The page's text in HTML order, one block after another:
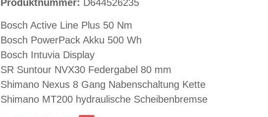
Produktnummer: D644526235
Bosch Active Line Plus 50 Nm
Bosch PowerPack Akku 500 Wh
Bosch Intuvia Display
SR Suntour NVX30 Federgabel 80 mm
Shimano Nexus 8 Gang Nabenschaltung Kette
Shimano MT200 hydraulische Scheibenbremse